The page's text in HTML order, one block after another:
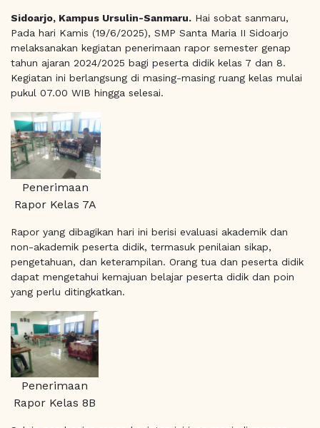
Sidoarjo, Kampus Ursulin-Sanmaru. Hai sobat sanmaru,
Pada hari Kamis (19/6/2025), SMP Santa Maria II Sidoarjo
melaksanakan kegiatan penerimaan rapor semester genap
tahun ajaran 2024/2025 bagi peserta didik kelas 7 dan 8.
Kegiatan ini berlangsung di masing-masing ruang kelas mulai
pukul 07.00 WIB hingga selesai.
Penerimaan
Rapor Kelas 7A
Rapor yang dibagikan hari ini berisi evaluasi akademik dan
non-akademik peserta didik, termasuk penilaian sikap,
pengetahuan, dan keterampilan. Orang tua dan peserta didik
dapat mengetahui kemajuan belajar peserta didik dan poin
yang perlu ditingkatkan.
Penerimaan
Rapor Kelas 8B